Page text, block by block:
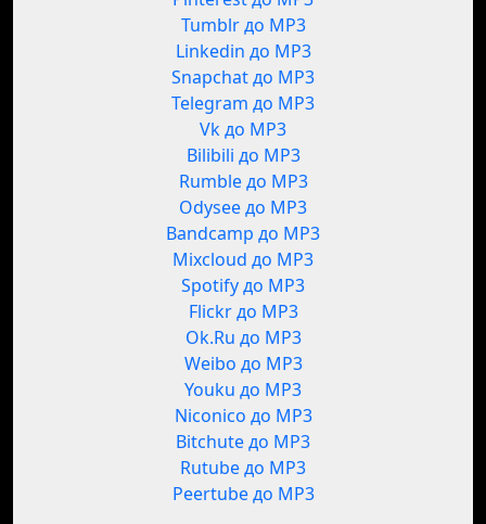
Tumblr до MP3
Linkedin до MP3
Snapchat до MP3
Telegram до MP3
Vk до MP3
Bilibili до MP3
Rumble до MP3
Odysee до MP3
Bandcamp до MP3
Mixcloud до MP3
Spotify до MP3
Flickr до MP3
Ok.Ru до MP3
Weibo до MP3
Youku до MP3
Niconico до MP3
Bitchute до MP3
Rutube до MP3
Peertube до MP3